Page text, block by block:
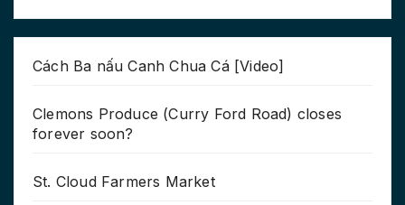
Cách Ba nấu Canh Chua Cá [Video]
Clemons Produce (Curry Ford Road) closes
forever soon?
St. Cloud Farmers Market